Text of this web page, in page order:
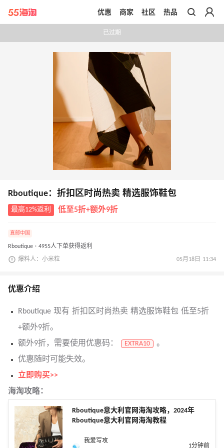
带你去官网买正品
优惠 商家 社区 热品
已过期
Rboutique：折扣区时尚热卖 精选服饰鞋包
最高12%返利 低至5折+额外9折
直邮中国
Rboutique · 4955人下单获得返利
爆料人：小米粒 05月18日 11:34
优惠介绍
Rboutique 现有 折扣区时尚热卖 精选服饰鞋包 低至5折
+额外9折。
额外9折，需要使用优惠码：
EXTRA10
。
优惠随时可能失效。
立即购买>>
海淘攻略：
Rboutique意大利官网海淘攻略，2024年
Rboutique意大利官网海淘教程
我爱写攻
1分钟前